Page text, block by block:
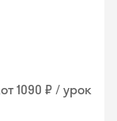
от 1090 ₽ / урок